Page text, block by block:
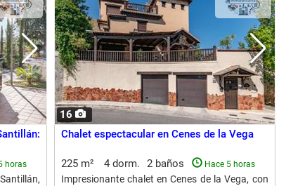
horas
16
Chalet espectacular en Cenes de la Vega
225 m² 4 dorm. 2 baños Hace 5 horas
Impresionante chalet en Cenes de la Vega, con